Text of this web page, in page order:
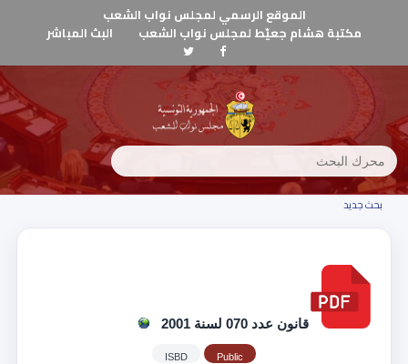
الموقع الرسمي لمجلس نواب الشعب
مكتبة هشام جعيّط لمجلس نواب الشعب
البث المباشر
بحث جديد
قانون عدد 070 لسنة 2001
Public
ISBD